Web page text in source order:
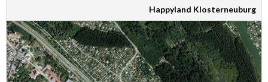
Happyland Klosterneuburg